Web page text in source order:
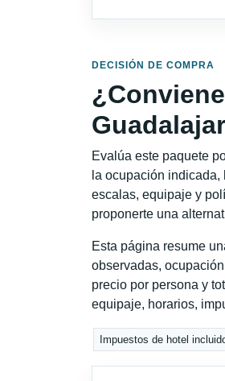
DECISIÓN DE COMPRA
Evalúa este paquete
la ocupación
escalas, equipaje y
proponerte una
Esta página resume
observadas,
precio por persona y
equipaje, horarios,
Impuestos de hotel